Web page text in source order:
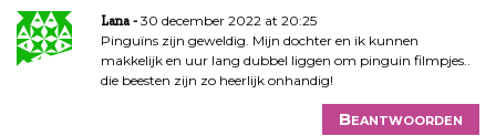
Lana
30 december 2022 at 20:25
Pinguïns zijn geweldig. Mijn dochter en ik kunnen
makkelijk en uur lang dubbel liggen om pinguin filmpjes..
die beesten zijn zo heerlijk onhandig!
Beantwoorden